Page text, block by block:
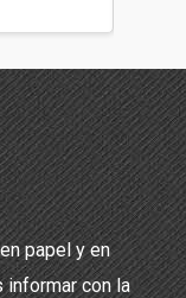
papel y en
con la